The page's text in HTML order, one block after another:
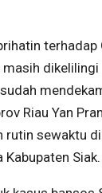
terhadap
Riau Yan
rutin sewaktu
Kabupaten Siak.